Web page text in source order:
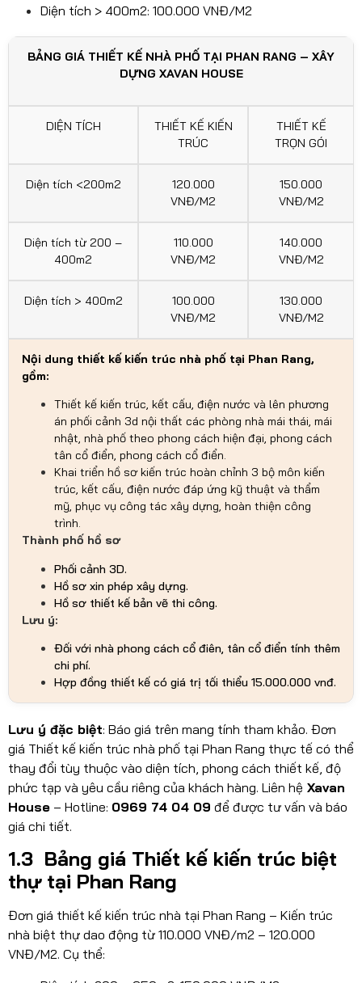
Diện tích > 400m2: 100.000 VNĐ/M2
BẢNG GIÁ THIẾT KẾ NHÀ PHỐ TẠI PHAN RANG – XÂY
DỰNG XAVAN HOUSE
DIỆN TÍCH
THIẾT KẾ KIẾN
TRÚC
THIẾT KẾ
TRỌN GÓI
Diện tích <200m2
120.000
VNĐ/M2
150.000
VNĐ/M2
Diện tích từ 200 –
400m2
110.000
VNĐ/M2
140.000
VNĐ/M2
Diện tích > 400m2
100.000
VNĐ/M2
130.000
VNĐ/M2
Nội dung thiết kế kiến trúc nhà phố tại Phan Rang,
gồm:
Thiết kế kiến trúc, kết cấu, điện nước và lên phương
án phối cảnh 3d nội thất các phòng nhà mái thái, mái
nhật, nhà phố theo phong cách hiện đại, phong cách
tân cổ điển, phong cách cổ điển.
Khai triển hồ sơ kiến trúc hoàn chỉnh 3 bộ môn kiến
trúc, kết cấu, điện nước đáp ứng kỹ thuật và thẩm
mỹ, phục vụ công tác xây dựng, hoàn thiện công
trình.
Thành phố hồ sơ
Phối cảnh 3D.
Hồ sơ xin phép xây dựng.
Hồ sơ thiết kế bản vẽ thi công.
Lưu ý:
Đối với nhà phong cách cổ điên, tân cổ điển tính thêm
chi phí.
Hợp đồng thiết kế có giá trị tối thiểu 15.000.000 vnđ.
Lưu ý đặc biệt: Báo giá trên mang tính tham khảo. Đơn
giá Thiết kế kiến trúc nhà phố tại Phan Rang thực tế có thể
thay đổi tùy thuộc vào diện tích, phong cách thiết kế, độ
phức tạp và yêu cầu riêng của khách hàng. Liên hệ Xavan
House – Hotline: 0969 74 04 09 để được tư vấn và báo
giá chi tiết.
1.3 Bảng giá Thiết kế kiến trúc biệt
thự tại Phan Rang
Đơn giá thiết kế kiến trúc nhà tại Phan Rang – Kiến trúc
nhà biệt thự dao động từ 110.000 VNĐ/m2 – 120.000
VNĐ/M2. Cụ thể: